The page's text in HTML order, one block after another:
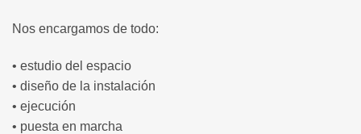
Nos encargamos de todo:
• estudio del espacio
• diseño de la instalación
• ejecución
• puesta en marcha